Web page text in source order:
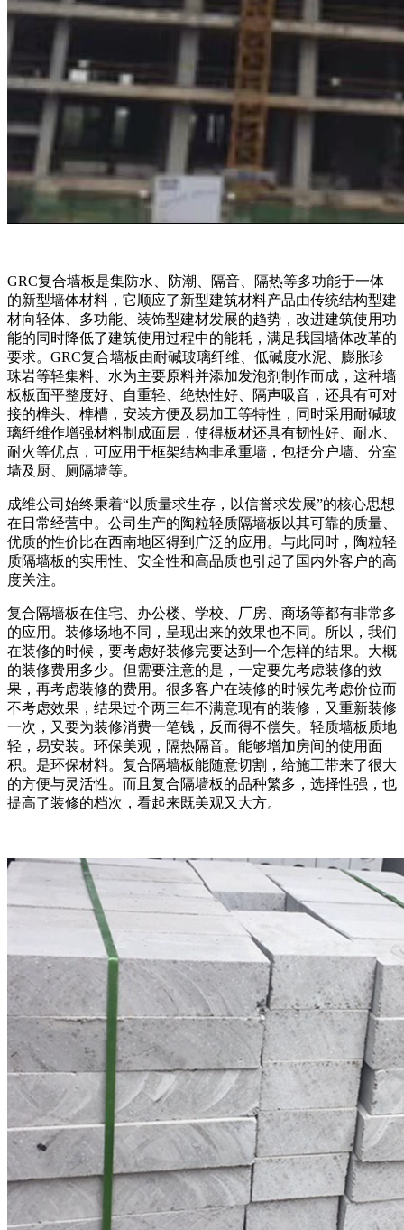
GRC复合墙板是集防水、防潮、隔音、隔热等多功能于一体
的新型墙体材料，它顺应了新型建筑材料产品由传统结构型建
材向轻体、多功能、装饰型建材发展的趋势，改进建筑使用功
能的同时降低了建筑使用过程中的能耗，满足我国墙体改革的
要求。GRC复合墙板由耐碱玻璃纤维、低碱度水泥、膨胀珍
珠岩等轻集料、水为主要原料并添加发泡剂制作而成，这种墙
板板面平整度好、自重轻、绝热性好、隔声吸音，还具有可对
接的榫头、榫槽，安装方便及易加工等特性，同时采用耐碱玻
璃纤维作增强材料制成面层，使得板材还具有韧性好、耐水、
耐火等优点，可应用于框架结构非承重墙，包括分户墙、分室
墙及厨、厕隔墙等。
成维公司始终秉着“以质量求生存，以信誉求发展”的核心思想
在日常经营中。公司生产的陶粒轻质隔墙板以其可靠的质量、
优质的性价比在西南地区得到广泛的应用。与此同时，陶粒轻
质隔墙板的实用性、安全性和高品质也引起了国内外客户的高
度关注。
复合隔墙板在住宅、办公楼、学校、厂房、商场等都有非常多
的应用。装修场地不同，呈现出来的效果也不同。所以，我们
在装修的时候，要考虑好装修完要达到一个怎样的结果。大概
的装修费用多少。但需要注意的是，一定要先考虑装修的效
果，再考虑装修的费用。很多客户在装修的时候先考虑价位而
不考虑效果，结果过个两三年不满意现有的装修，又重新装修
一次，又要为装修消费一笔钱，反而得不偿失。轻质墙板质地
轻，易安装。环保美观，隔热隔音。能够增加房间的使用面
积。是环保材料。复合隔墙板能随意切割，给施工带来了很大
的方便与灵活性。而且复合隔墙板的品种繁多，选择性强，也
提高了装修的档次，看起来既美观又大方。